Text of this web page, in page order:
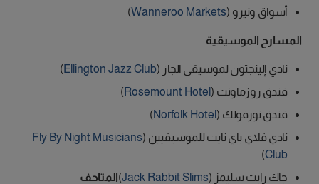
أسواق ونيرو (Wanneroo Markets
)
المسارح الموسيقية
نادي إلينجتون لموسيقى الجاز (Ellington Jazz Club
)
فندق روزماونت ( Rosemount Hotel
)
فندق نورفولك ( Norfolk Hotel
)
نادي فلاي باي نايت للموسيقيين (Fly By Night Musicians
Club
)
جاك رابت سليمز (Jack Rabbit Slims
)المتاحف